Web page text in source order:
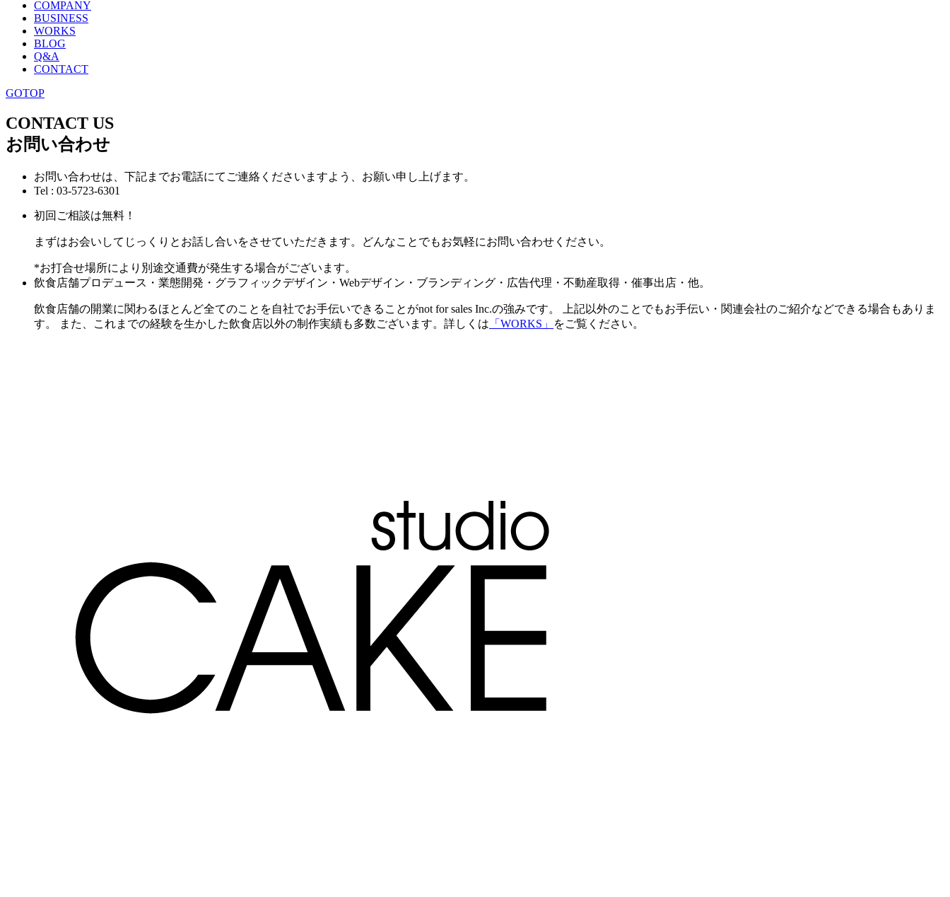
COMPANY
BUSINESS
WORKS
BLOG
Q&A
CONTACT
GOTOP
CONTACT US
お問い合わせ
お問い合わせは、下記までお電話にてご連絡くださいますよう、お願い申し上げます。
Tel : 03-5723-6301
初回ご相談は無料！
まずはお会いしてじっくりとお話し合いをさせていただきます。どんなことでもお気軽にお問い合わせください。
*お打合せ場所により別途交通費が発生する場合がございます。
飲食店舗プロデュース・業態開発・グラフィックデザイン・Webデザイン・ブランディング・広告代理・不動産取得・催事出店・他。
飲食店舗の開業に関わるほとんど全てのことを自社でお手伝いできることがnot for sales Inc.の強みです。 上記以外のことでもお手伝い・関連会社のご紹介などできる場合もありま
す。 また、これまでの経験を生かした飲食店以外の制作実績も多数ございます。詳しくは 「WORKS」 をご覧ください。